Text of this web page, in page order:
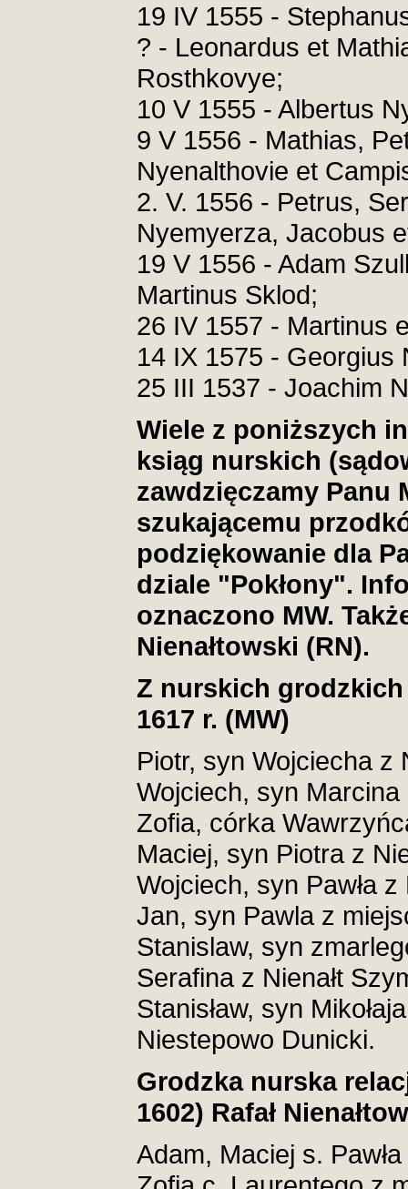
19 IV 1555 -
? - Leonardus et
Rosthkovye;
10 V 1555 - Albertus
9 V 1556 - Mathias,
Nyenalthovie et
2. V. 1556 - Petrus,
Nyemyerza, Jacobus
19 V 1556 - Adam
Martinus Sklod;
26 IV 1557 - Martinus
14 IX 1575 - Georgius
25 III 1537 - Joachim
Wiele z poniższych
ksiąg nurskich
zawdzięczamy Panu
szukającemu
podziękowanie dla
dziale "Pokłony".
oznaczono MW.
Nienałtowski (RN).
Z nurskich
1617 r. (MW)
Piotr, syn Wojciecha z
Wojciech, syn Marcina
Zofia, córka
Maciej, syn Piotra z
Wojciech, syn Pawła z
Jan, syn Pawla z
Stanislaw, syn
Serafina z Nienałt
Stanisław, syn
Niestepowo Dunicki.
Grodzka nurska
1602) Rafał
Adam, Maciej s.